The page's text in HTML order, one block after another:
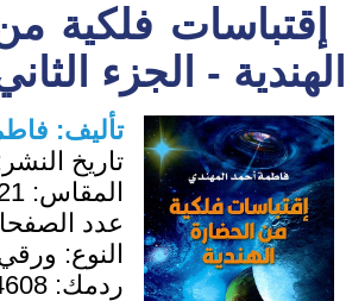
إقتباسات فلكية
الهندية - الجزء
تأليف:
تاريخ
المقاس:
عدد
النوع:
ردمك: